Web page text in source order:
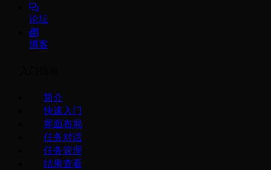
论坛
博客
简介
快速入门
界面布局
任务对话
任务管理
结果查看